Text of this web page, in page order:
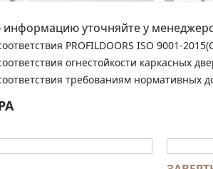
уточняйте у
PROFILDOORS ISO 9001-
огнестойкости каркасных
требованиям нормативных